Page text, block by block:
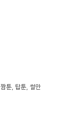
툰, 탑툰, 썰만